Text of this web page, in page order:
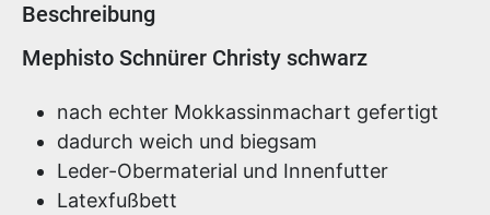
Beschreibung
Produktinformationen
Mephisto Schnürer Christy schwarz
nach echter Mokkassinmachart gefertigt
dadurch weich und biegsam
Leder-Obermaterial und Innenfutter
Latexfußbett